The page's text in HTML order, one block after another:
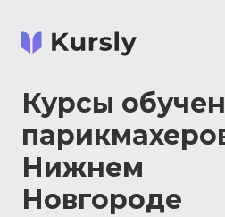
Курсы
Нижнем
Новгороде